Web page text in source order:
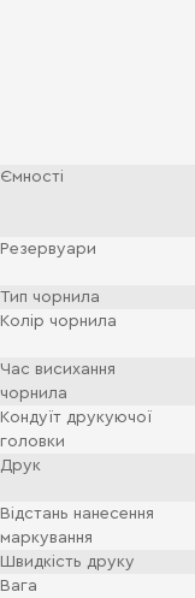
Ємності
Резервуари
Тип чорнила
Колір чорнила
Час висихання
чорнила
Кондуїт друкуючої
головки
Друк
Відстань нанесення
маркування
Швидкість друку
Вага